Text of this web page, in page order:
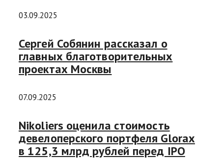
03.09.2025
Сергей Собянин рассказал о
главных благотворительных
проектах Москвы
07.09.2025
Nikoliers оценила стоимость
девелоперского портфеля Glorax
в 125,3 млрд рублей перед IPO